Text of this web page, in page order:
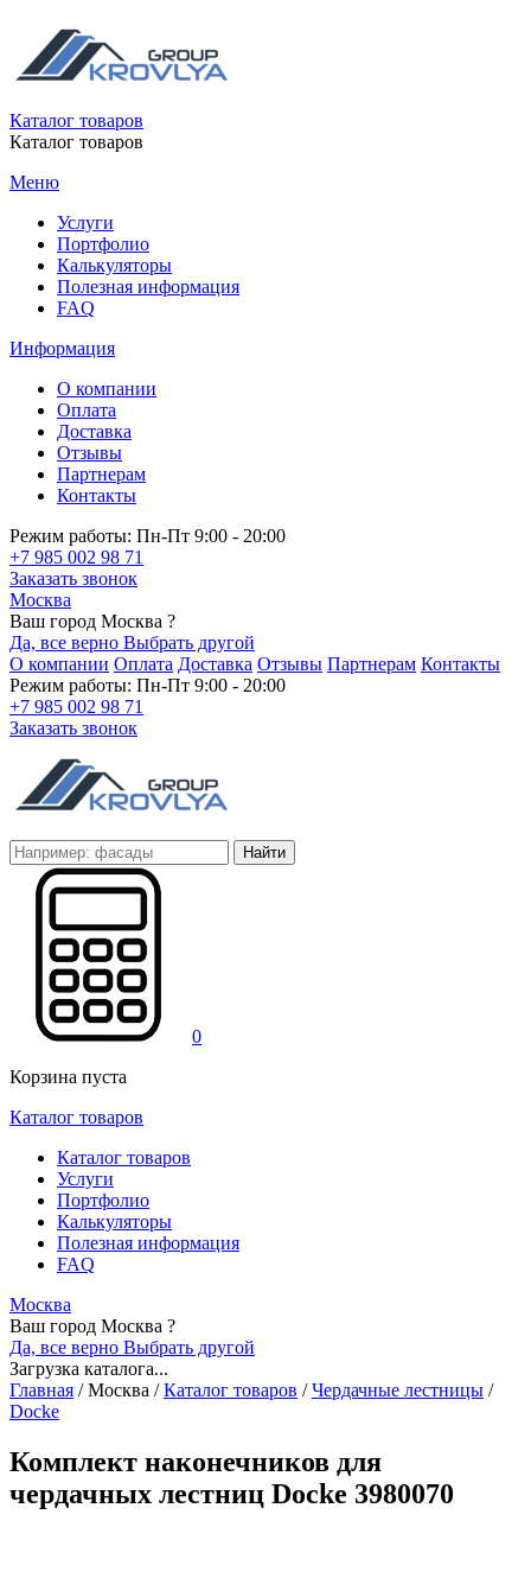
Каталог товаров
Каталог товаров
Меню
Услуги
Портфолио
Калькуляторы
Полезная информация
FAQ
Информация
О компании
Оплата
Доставка
Отзывы
Партнерам
Контакты
Режим работы: Пн-Пт 9:00 - 20:00
+7 985 002 98 71
Заказать звонок
Москва
Ваш город Москва ?
Да, все верно Выбрать другой
О компании Оплата Доставка Отзывы Партнерам Контакты
Режим работы: Пн-Пт 9:00 - 20:00
+7 985 002 98 71
Заказать звонок
Найти
0
Корзина пуста
Каталог товаров
Каталог товаров
Услуги
Портфолио
Калькуляторы
Полезная информация
FAQ
Москва
Ваш город Москва ?
Да, все верно Выбрать другой
Загрузка каталога...
Главная /Москва / Каталог товаров / Чердачные лестницы /
Docke
Комплект наконечников для
чердачных лестниц Docke 3980070